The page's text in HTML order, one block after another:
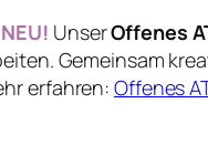
UnserOffenes
Gemeinsam
erfahren: Offenes